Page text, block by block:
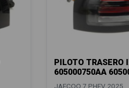
PILOTO TRASERO
605000750AA
JAECOO 7 PHEV 2025